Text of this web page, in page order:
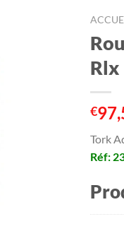
Rlx
€
Tork
Réf: